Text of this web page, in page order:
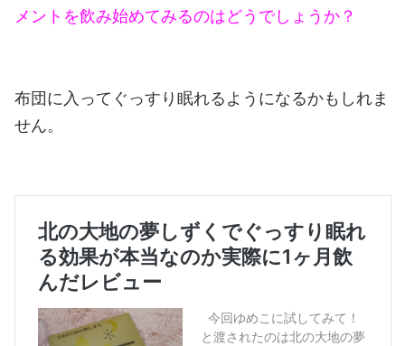
メントを飲み始めてみるのはどうでしょうか？
布団に入ってぐっすり眠れるようになるかもしれま
せん。